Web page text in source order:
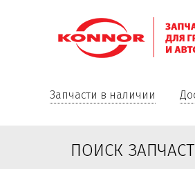
Запчасти в наличии
ПОИСК